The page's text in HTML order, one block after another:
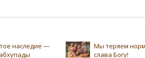
наследие —
Мы теряем
слава Богу!